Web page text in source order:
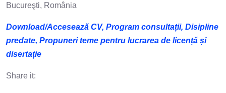
Bucureşti, România
Download/Accesează CV, Program consultații, Disipline
predate, Propuneri teme pentru lucrarea de licență și
disertație
Share it: